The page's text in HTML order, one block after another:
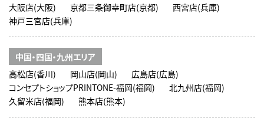
大阪店(大阪)
京都三条御幸町店(京都)
西宮店(兵庫)
神戸三宮店(兵庫)
中国・四国・九州エリア
高松店(香川)
岡山店(岡山)
広島店(広島)
コンセプトショップPRINTONE-福岡(福岡)
北九州店(福岡)
久留米店(福岡)
熊本店(熊本)